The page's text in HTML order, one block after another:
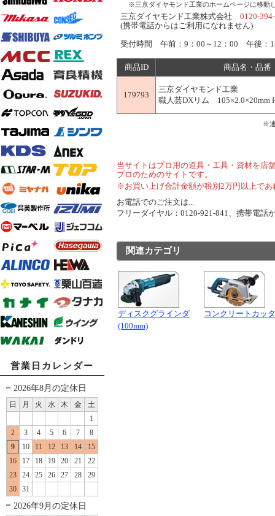
営業日カレンダー
2026年8月の定休日
日 月 火 水 木 金
土
1
2
3 4 5 6 7
8
9
10 11 12 13 14
15
16
17 18 19 20 21
22
23
24 25 26 27 28
29
30
31
2026年9月の定休日
※三京ダイヤモンド工業のホームページに移動
三京ダイヤモンド工業株式会社 0120-
(携帯電話からはご利用になれません)
受付時間 午前：9：00～12：00 午後：
商品ID 商品名・品番
179793
三京ダイヤモンド工業
職人芸DXリム 105×2.0×20mm
※
当サイトはプロ用の道具・工具・資材を店
プロのためのサイトです。
※お買い上げ合計金額が税別2万円以上で
お電話でのご注文は...
フリーダイヤル：0120-921-841、携帯電
関連カテゴリ
ディスクグラインダ
(100mm)
コンクリートカッ